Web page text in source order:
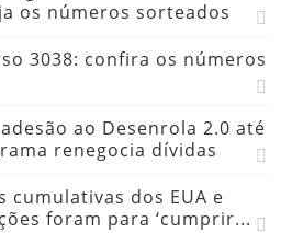
os números sorteados
3038: confira os números
ao Desenrola 2.0 até
renegocia dívidas
cumulativas dos EUA e
foram para ‘cumprir...